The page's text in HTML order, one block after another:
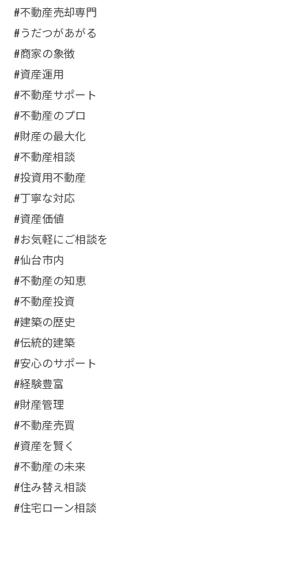
#不動産売却専門
#うだつがあがる
#商家の象徴
#資産運用
#不動産サポート
#不動産のプロ
#財産の最大化
#不動産相談
#投資用不動産
#丁寧な対応
#資産価値
#お気軽にご相談を
#仙台市内
#不動産の知恵
#不動産投資
#建築の歴史
#伝統的建築
#安心のサポート
#経験豊富
#財産管理
#不動産売買
#資産を賢く
#不動産の未来
#住み替え相談
#住宅ローン相談